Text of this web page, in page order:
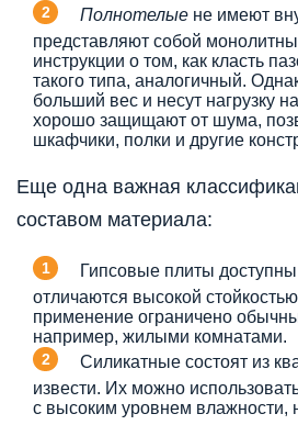
Полнотелые не имеют
представляют собой
инструкции о том, как класть
такого типа, аналогичный.
больший вес и несут нагрузку
хорошо защищают от шума,
шкафчики, полки и другие
Еще одна важная
составом материала:
Гипсовые плиты
отличаются высокой
применение ограничено
например, жилыми комнатами.
Силикатные состоят из
извести. Их можно
с высоким уровнем влажности,